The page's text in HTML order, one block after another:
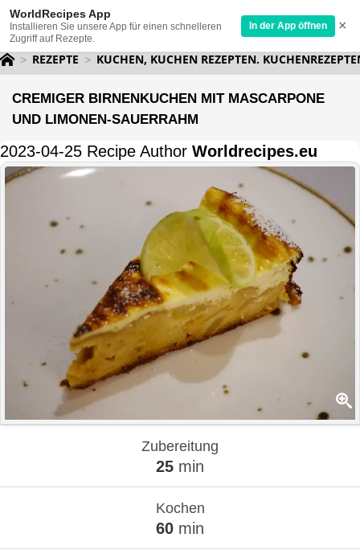
WorldRecipes App
Installieren Sie unsere App für einen schnelleren
Zugriff auf Rezepte.
In der App öffnen ×
REZEPTE KUCHEN, KUCHEN REZEPTEN.
CREMIGER BIRNENKUCHEN MIT MASCARPONE
UND LIMONEN-SAUERRAHM
2023-04-25 Recipe Author Worldrecipes.eu
Zubereitung
25 min
Kochen
60 min